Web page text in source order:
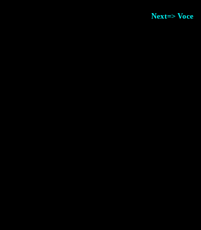
Next=> Voce